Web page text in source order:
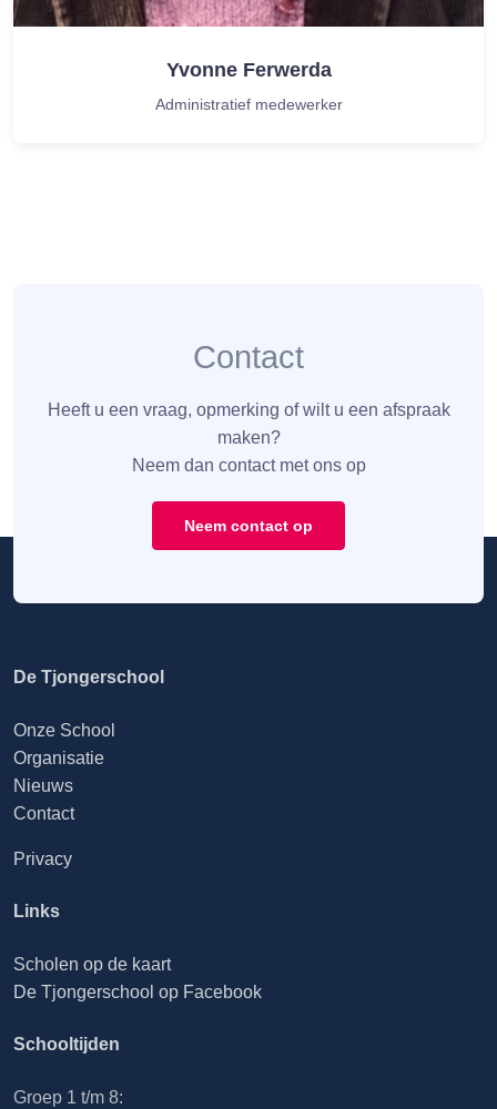
Yvonne Ferwerda
Administratief medewerker
Contact
Heeft u een vraag, opmerking of wilt u een afspraak
maken?
Neem dan contact met ons op
Neem contact op
De Tjongerschool
Onze School
Organisatie
Nieuws
Contact
Privacy
Links
Scholen op de kaart
De Tjongerschool op Facebook
Schooltijden
Groep 1 t/m 8: